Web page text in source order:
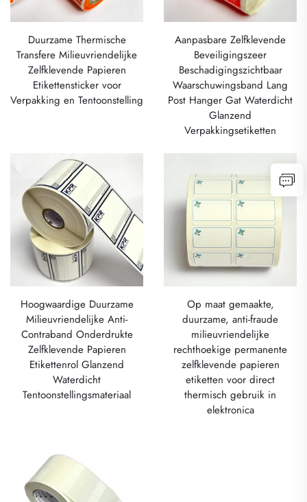
Duurzame Thermische
Transfere Milieuvriendelijke
Zelfklevende Papieren
Etikettensticker voor
Verpakking en Tentoonstelling
Aanpasbare Zelfklevende
Beveiligingszeer
Beschadigingszichtbaar
Waarschuwingsband Lang
Post Hanger Gat Waterdicht
Glanzend
Verpakkingsetiketten
Hoogwaardige Duurzame
Milieuvriendelijke Anti-
Contraband Onderdrukte
Zelfklevende Papieren
Etikettenrol Glanzend
Waterdicht
Tentoonstellingsmateriaal
Op maat gemaakte,
duurzame, anti-fraude
milieuvriendelijke
rechthoekige permanente
zelfklevende papieren
etiketten voor direct
thermisch gebruik in
elektronica